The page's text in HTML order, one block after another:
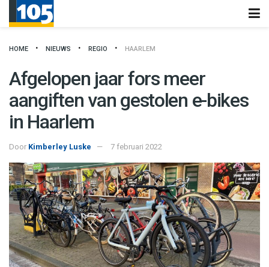
HOME NIEUWS REGIO HAARLEM
Afgelopen jaar fors meer
aangiften van gestolen e-bikes
in Haarlem
Door Kimberley Luske 7 februari 2022